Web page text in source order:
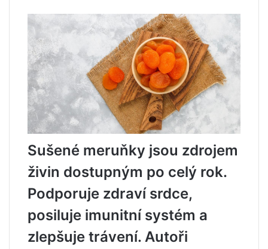
Sušené meruňky jsou zdrojem
živin dostupným po celý rok.
Podporuje zdraví srdce,
posiluje imunitní systém a
zlepšuje trávení. Autoři